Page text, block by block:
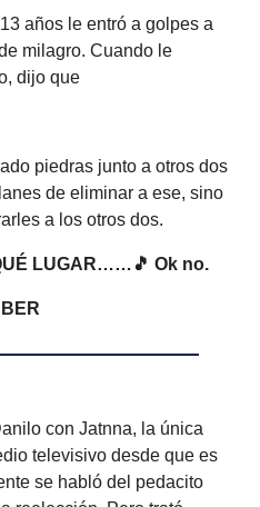
años le entró a golpes a
milagro. Cuando le
dijo que
piedras junto a otros dos
de eliminar a ese, sino
a los otros dos.
LUGAR……🎵 Ok no.
con Jatnna, la única
televisivo desde que es
se habló del pedacito